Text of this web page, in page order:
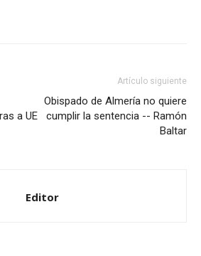
a UE
Artículo siguiente
Obispado de Almería no quiere
cumplir la sentencia -- Ramón
Baltar
Editor